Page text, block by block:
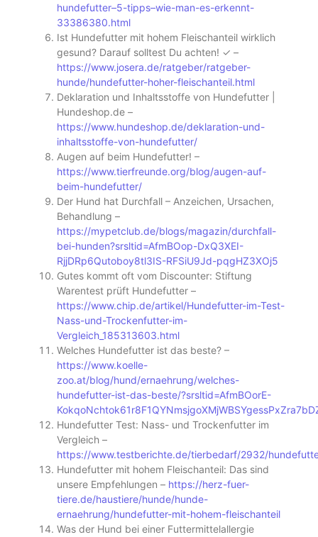
hundefutter–5-tipps–wie-man-es-erkennt-
33386380.html
Ist Hundefutter mit hohem Fleischanteil wirklich
gesund? Darauf solltest Du achten! ✓ –
https://www.josera.de/ratgeber/ratgeber-
hunde/hundefutter-hoher-fleischanteil.html
Deklaration und Inhaltsstoffe von Hundefutter |
Hundeshop.de –
https://www.hundeshop.de/deklaration-und-
inhaltsstoffe-von-hundefutter/
Augen auf beim Hundefutter! –
https://www.tierfreunde.org/blog/augen-auf-
beim-hundefutter/
Der Hund hat Durchfall – Anzeichen, Ursachen,
Behandlung –
https://mypetclub.de/blogs/magazin/durchfall-
bei-hunden?srsltid=AfmBOop-DxQ3XEI-
RjjDRp6Qutoboy8tl3IS-RFSiU9Jd-pqgHZ3XOj5
Gutes kommt oft vom Discounter: Stiftung
Warentest prüft Hundefutter –
https://www.chip.de/artikel/Hundefutter-im-Test-
Nass-und-Trockenfutter-im-
Vergleich_185313603.html
Welches Hundefutter ist das beste? –
https://www.koelle-
zoo.at/blog/hund/ernaehrung/welches-
hundefutter-ist-das-beste/?srsltid=AfmBOorE-
Hundefutter Test: Nass- und Trockenfutter im
Vergleich –
https://www.testberichte.de/tierbedarf/2932/
Hundefutter mit hohem Fleischanteil: Das sind
unsere Empfehlungen – https://herz-fuer-
tiere.de/haustiere/hunde/hunde-
ernaehrung/hundefutter-mit-hohem-fleischanteil
Was der Hund bei einer Futtermittelallergie